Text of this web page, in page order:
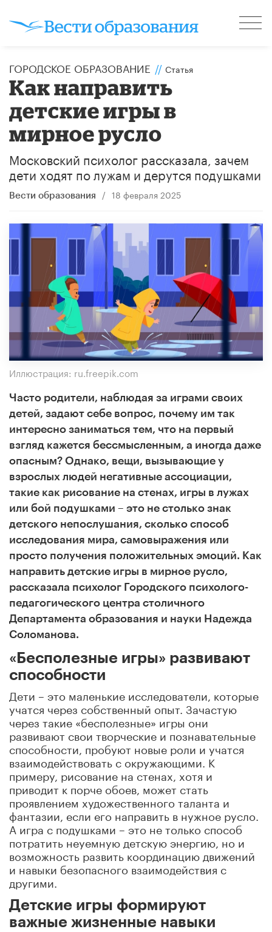
ГОРОДСКОЕ ОБРАЗОВАНИЕ // Статья
Как направить
детские игры в
мирное русло
Московский психолог рассказала, зачем
дети ходят по лужам и дерутся подушками
Вести образования / 18 февраля 2025
Иллюстрация: ru.freepik.com
Часто родители, наблюдая за играми своих
детей, задают себе вопрос, почему им так
интересно заниматься тем, что на первый
взгляд кажется бессмысленным, а иногда даже
опасным? Однако, вещи, вызывающие у
взрослых людей негативные ассоциации,
такие как рисование на стенах, игры в лужах
или бой подушками – это не столько знак
детского непослушания, сколько способ
исследования мира, самовыражения или
просто получения положительных эмоций. Как
направить детские игры в мирное русло,
рассказала психолог Городского психолого-
педагогического центра столичного
Департамента образования и науки Надежда
Соломанова.
«Бесполезные игры» развивают
способности
Дети – это маленькие исследователи, которые
учатся через собственный опыт. Зачастую
через такие «бесполезные» игры они
развивают свои творческие и познавательные
способности, пробуют новые роли и учатся
взаимодействовать с окружающими. К
примеру, рисование на стенах, хотя и
приводит к порче обоев, может стать
проявлением художественного таланта и
фантазии, если его направить в нужное русло.
А игра с подушками – это не только способ
потратить неуемную детскую энергию, но и
возможность развить координацию движений
и навыки безопасного взаимодействия с
другими.
Детские игры формируют
важные жизненные навыки